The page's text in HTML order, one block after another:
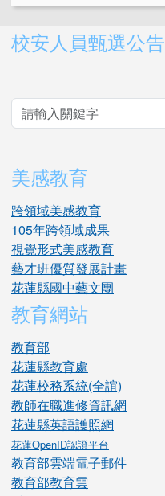
右邊區域內容
校安人員甄選公告
美感教育
跨領域美感教育
105年跨領域成果
視覺形式美感教育
藝才班優質發展計畫
花蓮縣國中藝文團
教育網站
教育部
花蓮縣教育處
花蓮校務系統(全誼)
教師在職進修資訊網
花蓮縣英語護照網
花蓮OpenID認證平台
教育部雲端電子郵件
教育部教育雲